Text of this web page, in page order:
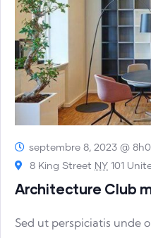
septembre 8, 2023 @
8 King Street NY 101
Architecture Club
Sed ut perspiciatis unde